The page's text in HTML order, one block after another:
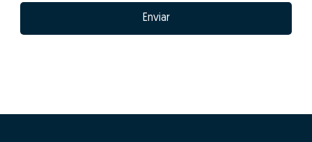
Enviar